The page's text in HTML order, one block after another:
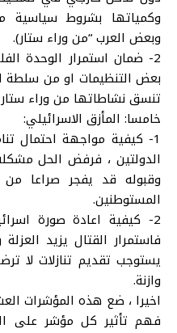
وكمياتها بشروط سياسية
وبعض العرب “من وراء ستار).
2- ضمان استمرار الوحدة
بعض التنظيمات او من سلطة
تنسق نشاطاتها من وراء
خامسا: المأزق الاسرائيلي:
1- كيفية مواجهة احتمال
الدولتين ، فرفض الحل
وقبوله قد يفجر صراعا
المستوطنين.
2- كيفية اعادة صورة
فاستمرار القتال يزيد
يستوجب تقديم تنازلات لا
وازنة.
اخيرا ، ضع هذه المؤشرات